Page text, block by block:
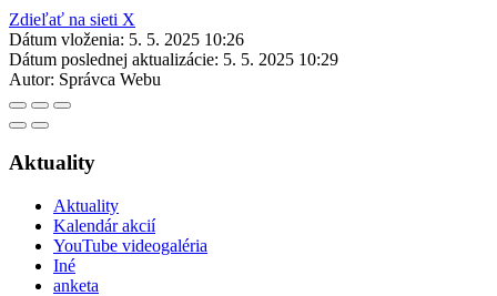
Zdieľať na sieti X
Dátum vloženia: 5. 5. 2025 10:26
Dátum poslednej aktualizácie: 5. 5. 2025 10:29
Autor: Správca Webu
Aktuality
Aktuality
Kalendár akcií
YouTube videogaléria
Iné
anketa